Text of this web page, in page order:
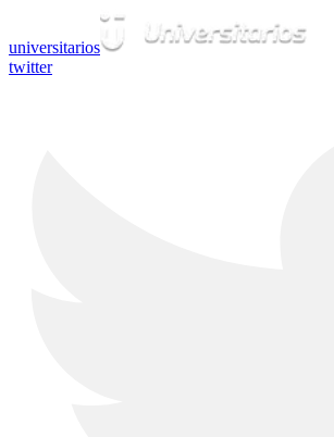
universitarios
twitter